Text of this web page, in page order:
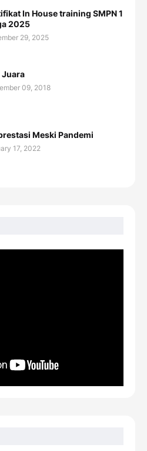
In House training SMPN 1
2025
29, 2025
Juara
09, 2018
Meski Pandemi
17, 2022